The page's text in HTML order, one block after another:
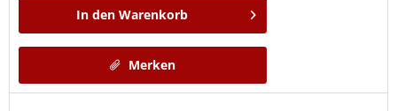
In den Warenkorb
Merken